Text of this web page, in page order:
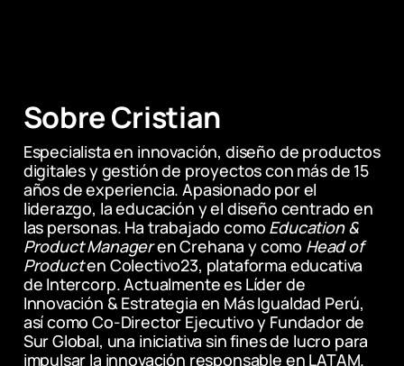
Kumar, H. et al. (2025) 'Human creativity in
the age of LLMs: Randomized
experiments on divergent and
convergent thinking', en CHI '25:
Proceedings of the 2025 CHI Conference
on Human Factors in Computing Systems,
pp. 1-18. doi: 10.1145/3706598.3714198.
Lee, M. et al. (2025) 'The impact of
generative AI on critical thinking: Self-
reported reductions in cognitive effort
and confidence effects from a survey of
knowledge workers', en Proceedings of
Sobre Cristian
Especialista en innovación, diseño de productos
digitales y gestión de proyectos con más de 15
años de experiencia. Apasionado por el
liderazgo, la educación y el diseño centrado en
las personas. Ha trabajado como Education &
Product Manager en Crehana y como Head of
Product en Colectivo23, plataforma educativa
de Intercorp. Actualmente es Líder de
Innovación & Estrategia en Más Igualdad Perú,
así como Co-Director Ejecutivo y Fundador de
Sur Global, una iniciativa sin fines de lucro para
impulsar la innovación responsable en LATAM.